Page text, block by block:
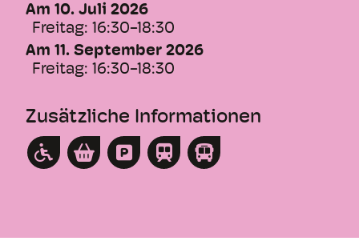
Am 10. Juli 2026
Freitag: 16:30-18:30
Am 11. September 2026
Freitag: 16:30-18:30
Zusätzliche Informationen